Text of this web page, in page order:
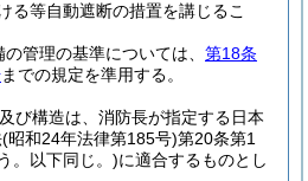
る等自動遮断の措置を講じるこ
管理の基準については、 第18条
までの規定を準用する。
び構造は、消防長が指定する日本
(昭和24年法律第185号)第20条第1
。以下同じ。)に適合するものとし